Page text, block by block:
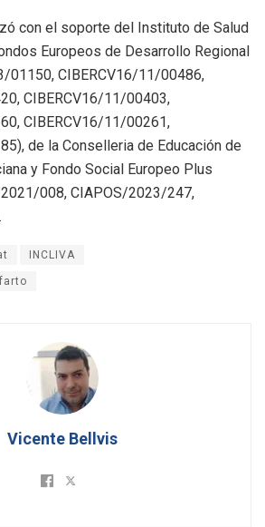
con el soporte del Instituto de Salud
Europeos de Desarrollo Regional
01150, CIBERCV16/11/00486,
CIBERCV16/11/00403,
CIBERCV16/11/00261,
de la Conselleria de Educación de
y Fondo Social Europeo Plus
2021/008, CIAPOS/2023/247,
INCLIVA
Vicente Bellvis